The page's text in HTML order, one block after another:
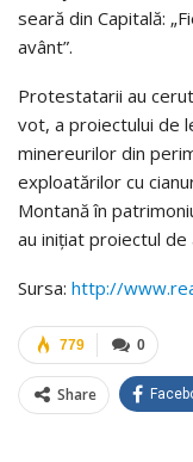
seară din Capitală:
avânt”.
Protestatarii au
vot, a proiectului de
minereurilor din
exploatărilor cu
Montană în
au iniţiat proiectul de
Sursa: http://
0
779
Share